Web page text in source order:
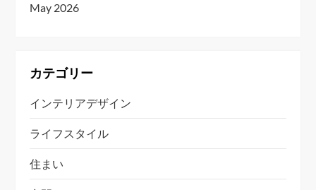
May 2026
カテゴリー
インテリアデザイン
ライフスタイル
住まい